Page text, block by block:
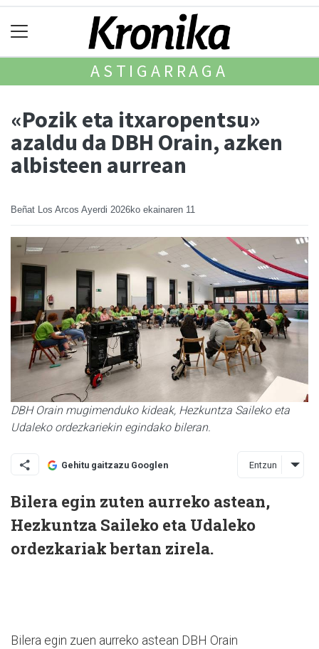
ASTIGARRAGA
«Pozik eta itxaropentsu»
azaldu da DBH Orain, azken
albisteen aurrean
Beñat Los Arcos Ayerdi 2026ko ekainaren 11
DBH Orain mugimenduko kideak, Hezkuntza Saileko eta
Udaleko ordezkariekin egindako bileran.
Gehitu gaitzazu Googlen Entzun
Bilera egin zuten aurreko astean,
Hezkuntza Saileko eta Udaleko
ordezkariak bertan zirela.
Bilera egin zuen aurreko astean DBH Orain